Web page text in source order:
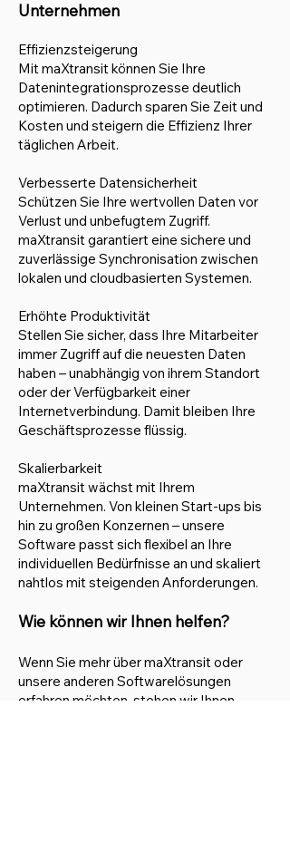
Unternehmen
Effizienzsteigerung
Mit maXtransit können Sie Ihre
Datenintegrationsprozesse deutlich
optimieren. Dadurch sparen Sie Zeit und
Kosten und steigern die Effizienz Ihrer
täglichen Arbeit.
Verbesserte Datensicherheit
Schützen Sie Ihre wertvollen Daten vor
Verlust und unbefugtem Zugriff.
maXtransit garantiert eine sichere und
zuverlässige Synchronisation zwischen
lokalen und cloudbasierten Systemen.
Erhöhte Produktivität
Stellen Sie sicher, dass Ihre Mitarbeiter
immer Zugriff auf die neuesten Daten
haben – unabhängig von ihrem Standort
oder der Verfügbarkeit einer
Internetverbindung. Damit bleiben Ihre
Geschäftsprozesse flüssig.
Skalierbarkeit
maXtransit wächst mit Ihrem
Unternehmen. Von kleinen Start-ups bis
hin zu großen Konzernen – unsere
Software passt sich flexibel an Ihre
individuellen Bedürfnisse an und skaliert
nahtlos mit steigenden Anforderungen.
Wie können wir Ihnen helfen?
Wenn Sie mehr über maXtransit oder
unsere anderen Softwarelösungen
erfahren möchten, stehen wir Ihnen